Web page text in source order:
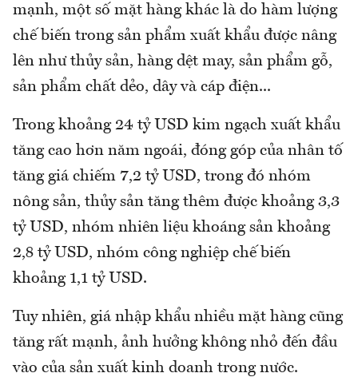
mạnh, một số mặt hàng khác là do hàm lượng
chế biến trong sản phẩm xuất khẩu được nâng
lên như thủy sản, hàng dệt may, sản phẩm gỗ,
sản phẩm chất dẻo, dây và cáp điện...
Trong khoảng 24 tỷ USD kim ngạch xuất khẩu
tăng cao hơn năm ngoái, đóng góp của nhân tố
tăng giá chiếm 7,2 tỷ USD, trong đó nhóm
nông sản, thủy sản tăng thêm được khoảng 3,3
tỷ USD, nhóm nhiên liệu khoáng sản khoảng
2,8 tỷ USD, nhóm công nghiệp chế biến
khoảng 1,1 tỷ USD.
Tuy nhiên, giá nhập khẩu nhiều mặt hàng cũng
tăng rất mạnh, ảnh hưởng không nhỏ đến đầu
vào của sản xuất kinh doanh trong nước.